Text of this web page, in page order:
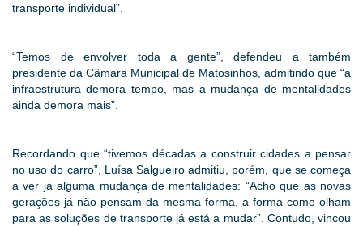
transporte individual”.
“Temos de envolver toda a gente”, defendeu a também
presidente da Câmara Municipal de Matosinhos, admitindo que “a
infraestrutura demora tempo, mas a mudança de mentalidades
ainda demora mais”.
Recordando que “tivemos décadas a construir cidades a pensar
no uso do carro”, Luísa Salgueiro admitiu, porém, que se começa
a ver já alguma mudança de mentalidades: “Acho que as novas
gerações já não pensam da mesma forma, a forma como olham
para as soluções de transporte já está a mudar”. Contudo, vincou